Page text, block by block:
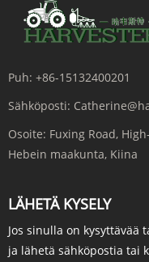
Puh: +86-15132400201
Sähköposti:
Osoite: Fuxing Road,
Hebein maakunta, Kiina
LÄHETÄ KYSELY
Jos sinulla on kysyttävää
ja lähetä sähköpostia tai